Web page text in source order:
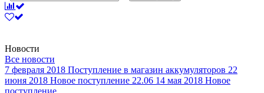
Новости
Все новости
7 февраля 2018 Поступление в магазин аккумуляторов 22
июня 2018 Новое поступление 22.06 14 мая 2018 Новое
поступление